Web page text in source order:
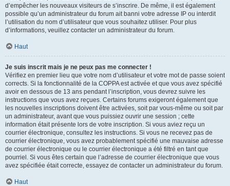
d’empêcher les nouveaux visiteurs de s’inscrire. De même, il est également
possible qu’un administrateur du forum ait banni votre adresse IP ou interdit
l’utilisation du nom d’utilisateur que vous souhaitez utiliser. Pour plus
d’informations, veuillez contacter un administrateur du forum.
Haut
Je suis inscrit mais je ne peux pas me connecter !
Vérifiez en premier lieu que votre nom d’utilisateur et votre mot de passe soient
corrects. Si la fonctionnalité de la COPPA est activée et que vous avez spécifié
avoir en dessous de 13 ans pendant l’inscription, vous devrez suivre les
instructions que vous avez reçues. Certains forums exigeront également que
les nouvelles inscriptions doivent être activées, soit par vous-même ou soit par
un administrateur, avant que vous puissiez ouvrir une session ; cette
information était présente lors de votre inscription. Si vous aviez reçu un
courrier électronique, consultez les instructions. Si vous ne recevez pas de
courrier électronique, vous avez probablement spécifié une mauvaise adresse
de courrier électronique ou le courrier électronique a été filtré en tant que
pourriel. Si vous êtes certain que l’adresse de courrier électronique que vous
avez spécifiée était correcte, essayez de contacter un administrateur du forum.
Haut